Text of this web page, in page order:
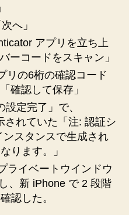
へ」
アプリを立ち上
ーコードをスキャン」
リの6桁の確認コード
確認して保存」
設定完了」で、
されていた「注: 認証シ
スタンスで生成され
ります。」
ライベートウインドウ
、新 iPhone で 2 段階
認した。